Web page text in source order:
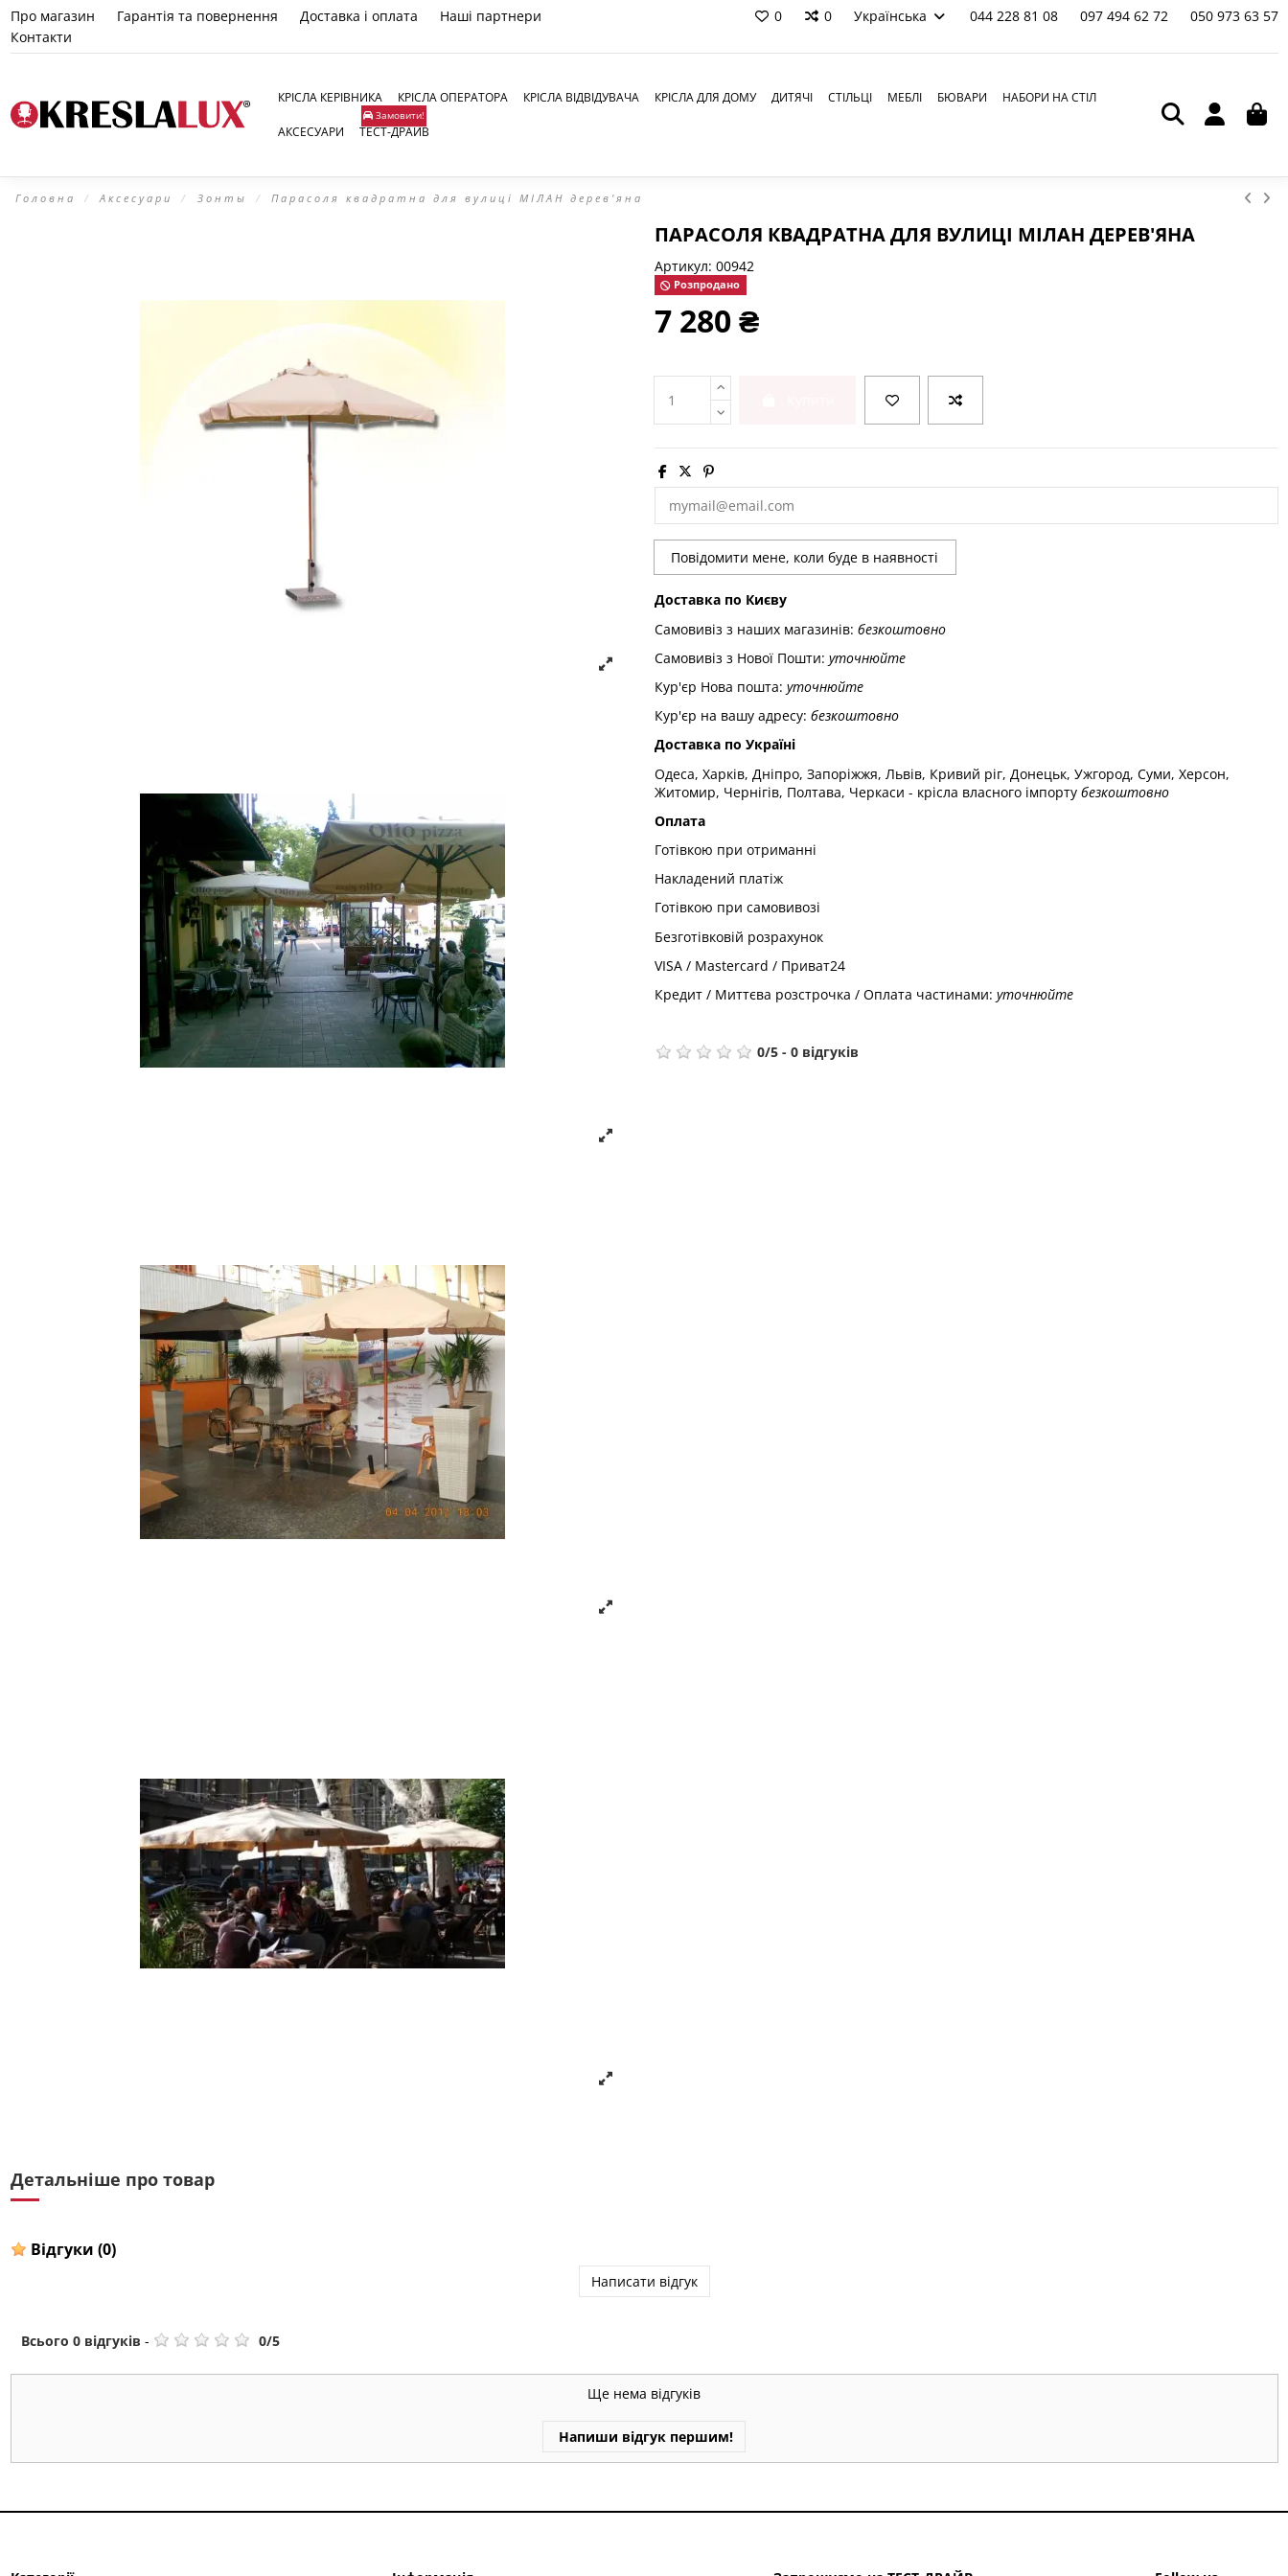
Про магазин Гарантія та повернення Доставка і оплата
Наші партнери
Контакти
0 0 Українська 044 228 81 08 097 494 62 72 050 973 63 57
КРІСЛА КЕРІВНИКА КРІСЛА ОПЕРАТОРА КРІСЛА ВІДВІДУВАЧА КРІСЛА ДЛЯ ДОМУ ДИТЯЧІ СТІЛЬЦІ МЕБЛІ БЮВАРИ НАБОРИ НА СТІЛ
АКСЕСУАРИ ТЕСТ-ДРАЙВ
Замовити!
Головна Аксесуари Зонты Парасоля квадратна для вулиці МІЛАН дерев'яна
ПАРАСОЛЯ КВАДРАТНА ДЛЯ ВУЛИЦІ МІЛАН ДЕРЕВ'ЯНА
Артикул: 00942
Розпродано
7 280 ₴
Доставка по Києву
Самовивіз з наших магазинів: безкоштовно
Самовивіз з Нової Пошти: уточнюйте
Кур'єр Нова пошта: уточнюйте
Кур'єр на вашу адресу: безкоштовно
Доставка по Україні
Одеса, Харків, Дніпро, Запоріжжя, Львів, Кривий ріг, Донецьк, Ужгород, Суми, Херсон,
Житомир, Чернігів, Полтава, Черкаси - крісла власного імпорту безкоштовно
Оплата
Готівкою при отриманні
Накладений платіж
Готівкою при самовивозі
Безготівковій розрахунок
VISA / Mastercard / Приват24
Кредит / Миттєва розстрочка / Оплата частинами: уточнюйте
0/5- 0 відгуків
Детальніше про товар
Відгуки (0)
Написати відгук
Всього 0відгуків - 0/5
Ще нема відгуків
Напиши відгук першим!